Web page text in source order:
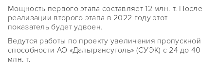
Мощность первого этапа составляет 12 млн. т. После
реализации второго этапа в 2022 году этот
показатель будет удвоен.
Ведутся работы по проекту увеличения пропускной
способности АО «Дальтрансуголь» (СУЭК) с 24 до 40
млн. т.